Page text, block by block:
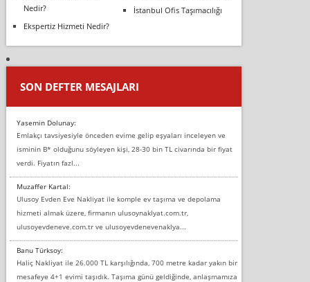
Nedir?
İstanbul Ofis Taşımacılığı
Ekspertiz Hizmeti Nedir?
SON DEFTER MESAJLARI
Yasemin Dolunay:
Emlakçı tavsiyesiyle önceden evime gelip eşyaları inceleyen ve
isminin B* olduğunu söyleyen kişi, 28-30 bin TL civarında bir fiyat
verdi. Fiyatın fazl...
Muzaffer Kartal:
Ulusoy Evden Eve Nakliyat ile komple ev taşıma ve depolama
hizmeti almak üzere, firmanın ulusoynaklyat.com.tr,
ulusoyevdeneve.com.tr ve ulusoyevdenevenaklya...
Banu Türksoy:
Haliç Nakliyat ile 26.000 TL karşılığında, 700 metre kadar yakın bir
mesafeye 4+1 evimi taşıdık. Taşıma günü geldiğinde, anlaşmamıza